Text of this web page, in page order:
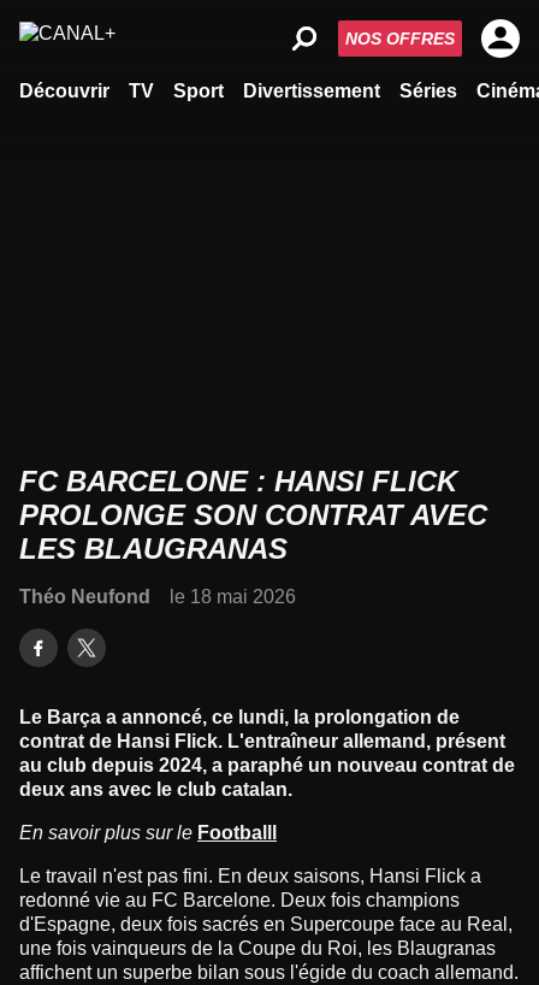
Découvrir TV Sport Divertissement Séries
NOS OFFRES
FC BARCELONE : HANSI FLICK
PROLONGE SON CONTRAT AVEC
LES BLAUGRANAS
Théo Neufond le 18 mai 2026
Le Barça a annoncé, ce lundi, la prolongation de
contrat de Hansi Flick. L'entraîneur allemand, présent
au club depuis 2024, a paraphé un nouveau contrat de
deux ans avec le club catalan.
En savoir plus sur le Footballl
Le travail n'est pas fini. En deux saisons, Hansi Flick a
redonné vie au FC Barcelone. Deux fois champions
d'Espagne, deux fois sacrés en Supercoupe face au Real,
une fois vainqueurs de la Coupe du Roi, les Blaugranas
affichent un superbe bilan sous l'égide du coach allemand.